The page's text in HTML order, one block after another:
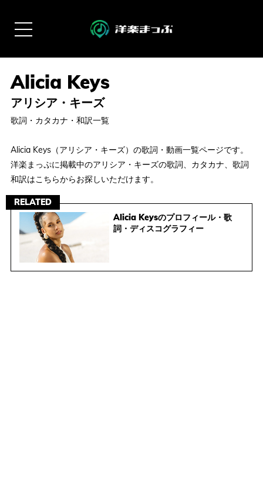
アリシア・キーズ
歌詞・カタカナ・和訳一覧
Alicia Keys（アリシア・キーズ）の歌詞・動画一覧ページです。
洋楽まっぷに掲載中のアリシア・キーズの歌詞、カタカナ、歌詞
和訳はこちらからお探しいただけます。
RELATED
Alicia Keysのプロフィール・歌
詞・ディスコグラフィー